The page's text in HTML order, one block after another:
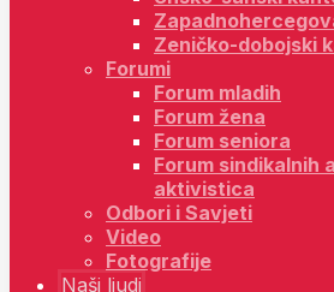
Zeničko-dobojski
Forumi
Forum mladih
Forum žena
Forum seniora
Forum sindikalnih
aktivistica
Odbori i Savjeti
Video
Fotografije
Naši ljudi